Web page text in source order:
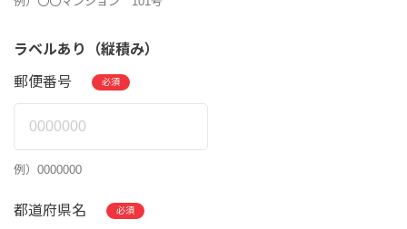
ラベルあり（縦積み）
郵便番号 必須
例）0000000
都道府県名 必須